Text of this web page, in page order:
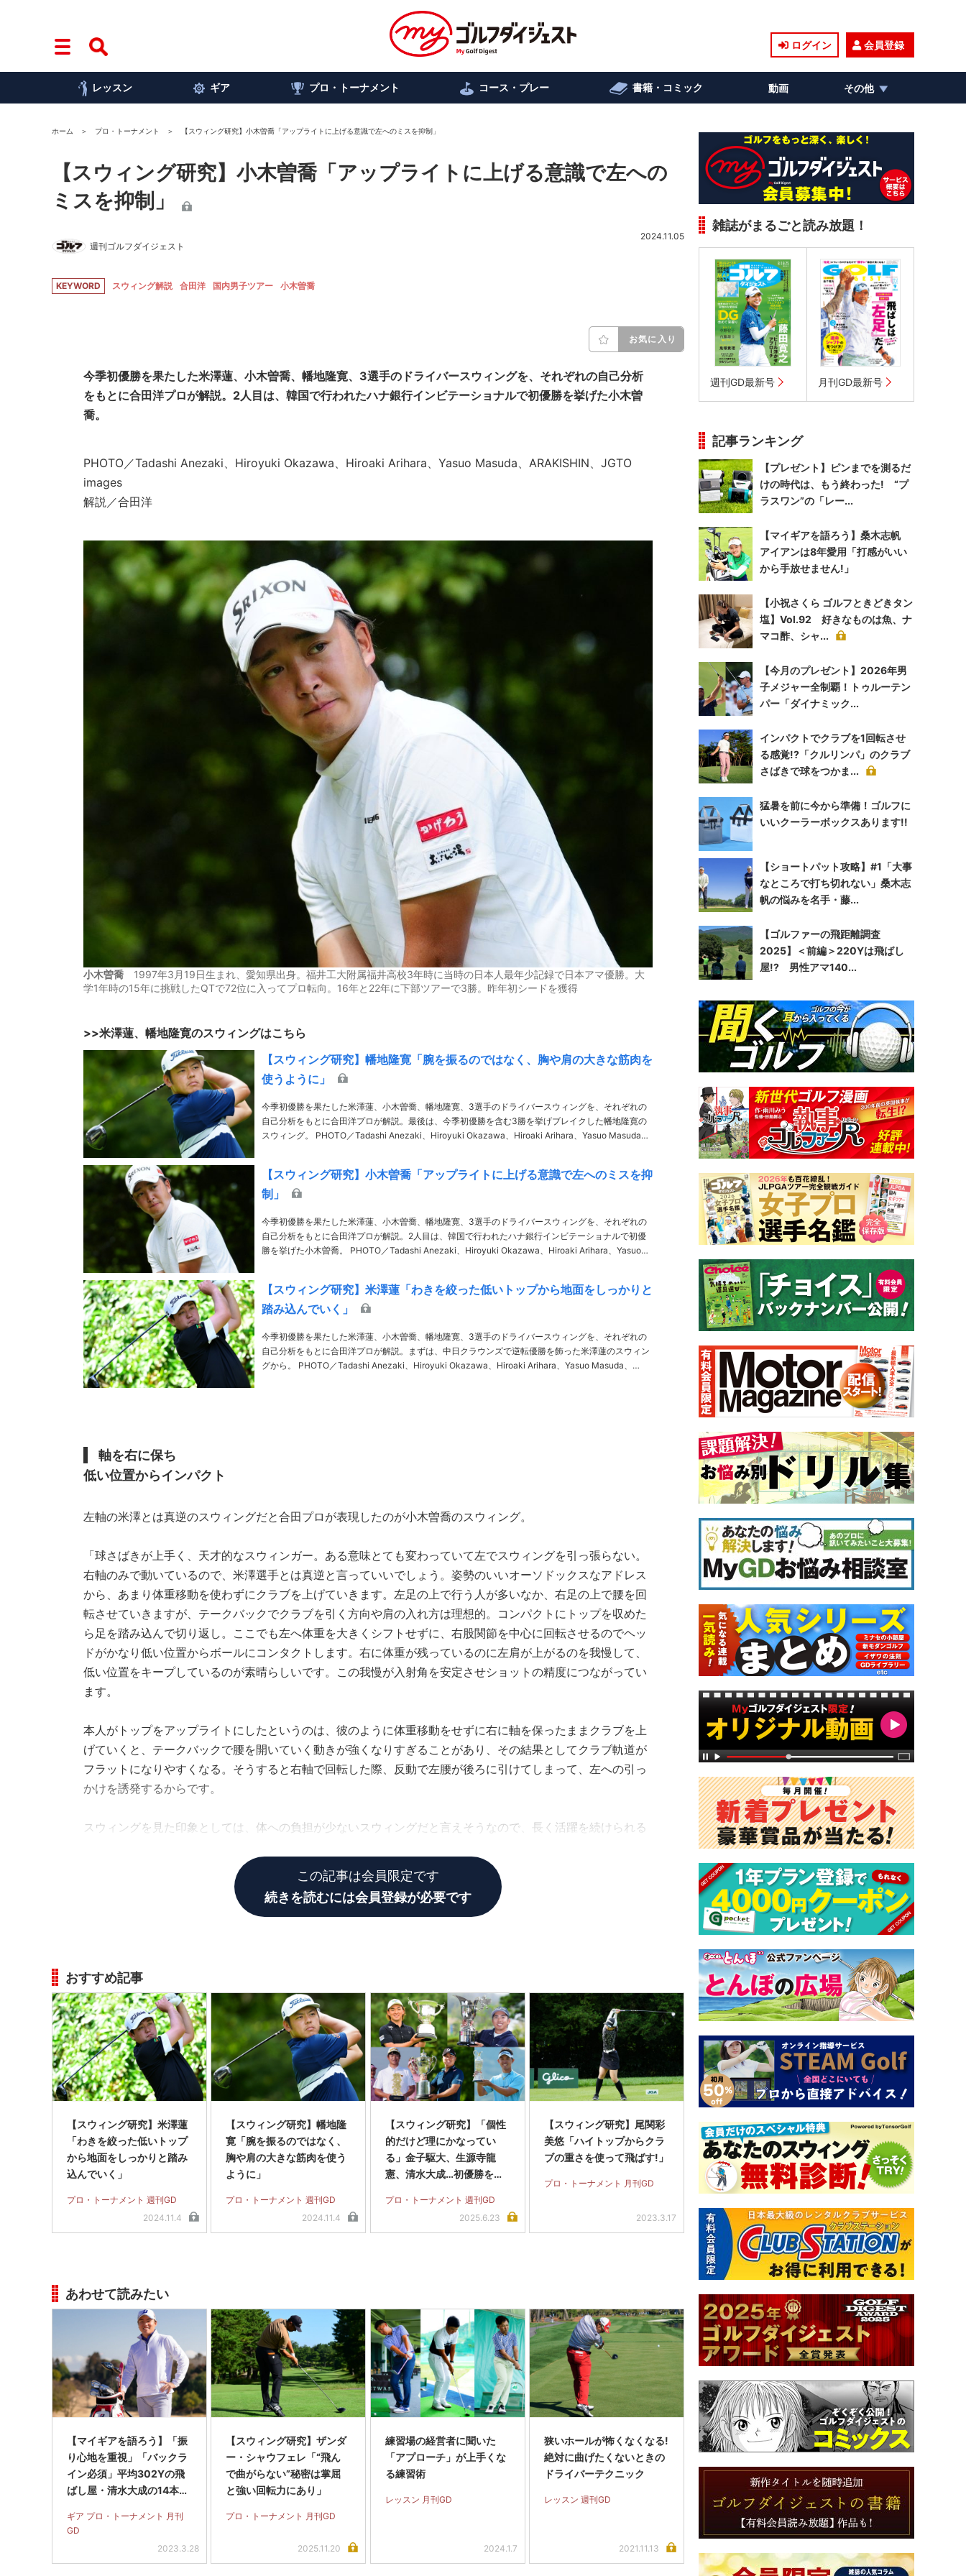
ログイン 会員登録
レッスン ギア プロ・トーナメント コース・プレー 書籍・コミック 動画 その他
ホーム プロ・トーナメント 【スウィング研究】小木曽喬「アップライトに上げる意識で左へのミスを抑制」
【スウィング研究】小木曽喬「アップライトに上げる意識で左への
ミスを抑制」
週刊ゴルフダイジェスト
2024.11.05
KEYWORD スウィング解説 合田洋 国内男子ツアー 小木曽喬
お気に入り
今季初優勝を果たした米澤蓮、小木曽喬、幡地隆寛、3選手のドライバースウィングを、それぞれの自己分析
をもとに合田洋プロが解説。 2人目は、韓国で行われたハナ銀行インビテーショナルで初優勝を挙げた小木曽
喬。
PHOTO／Tadashi Anezaki、Hiroyuki Okazawa、Hiroaki Arihara、Yasuo Masuda、ARAKISHIN、JGTO
images
解説／合田洋
小木曽喬 1997年3月19日生まれ、愛知県出身。福井工大附属福井高校3年時に当時の日本人最年少記録で日本アマ優勝。大
学1年時の15年に挑戦したQTで72位に入ってプロ転向。16年と22年に下部ツアーで3勝。昨年初シードを獲得
>>米澤蓮、幡地隆寛のスウィングはこちら
【スウィング研究】幡地隆寛「腕を振るのではなく、胸や肩の大きな筋肉を
使うように」
今季初優勝を果たした米澤蓮、小木曽喬、幡地隆寛、3選手のドライバースウィングを、それぞれの
自己分析をもとに合田洋プロが解説。最後は、今季初優勝を含む3勝を挙げブレイクした幡地隆寛の
スウィング。 PHOTO／Tadashi Anezaki、Hiroyuki Okazawa、Hiroaki Arihara、Yasuo Masuda、
【スウィング研究】小木曽喬「アップライトに上げる意識で左へのミスを抑
制」
今季初優勝を果たした米澤蓮、小木曽喬、幡地隆寛、3選手のドライバースウィングを、それぞれの
自己分析をもとに合田洋プロが解説。2人目は、韓国で行われたハナ銀行インビテーショナルで初優
勝を挙げた小木曽喬。 PHOTO／Tadashi Anezaki、Hiroyuki Okazawa、Hiroaki Arihara、Yasuo
【スウィング研究】米澤蓮「わきを絞った低いトップから地面をしっかりと
踏み込んでいく」
今季初優勝を果たした米澤蓮、小木曽喬、幡地隆寛、3選手のドライバースウィングを、それぞれの
自己分析をもとに合田洋プロが解説。まずは、中日クラウンズで逆転優勝を飾った米澤蓮のスウィン
グから。 PHOTO／Tadashi Anezaki、Hiroyuki Okazawa、Hiroaki Arihara、Yasuo Masuda、
軸を右に保ち
低い位置からインパクト
左軸の米澤とは真逆のスウィングだと合田プロが表現したのが小木曽喬のスウィング。
「球さばきが上手く、天才的なスウィンガー。ある意味とても変わっていて左でスウィングを引っ張らない。
右軸のみで動いているので、米澤選手とは真逆と言っていいでしょう。姿勢のいいオーソドックスなアドレス
から、あまり体重移動を使わずにクラブを上げていきます。左足の上で行う人が多いなか、右足の上で腰を回
転させていきますが、テークバックでクラブを引く方向や肩の入れ方は理想的。コンパクトにトップを収めた
ら足を踏み込んで切り返し。ここでも左へ体重を大きくシフトせずに、右股関節を中心に回転させるのでヘッ
ドがかなり低い位置からボールにコンタクトします。右に体重が残っているのに左肩が上がるのを我慢して、
低い位置をキープしているのが素晴らしいです。この我慢が入射角を安定させショットの精度につながってい
ます。
本人がトップをアップライトにしたというのは、彼のように体重移動をせずに右に軸を保ったままクラブを上
げていくと、テークバックで腰を開いていく動きが強くなりすぎることがあり、その結果としてクラブ軌道が
フラットになりやすくなる。そうすると右軸で回転した際、反動で左腰が後ろに引けてしまって、左への引っ
かけを誘発するからです。
スウィングを見た印象としては、体への負担が少ないスウィングだと言えそうなので、長く活躍を続けられる
この記事は会員限定です
続きを読むには会員登録が必要です
おすすめ記事
【スウィング研究】米澤蓮
「わきを絞った低いトップ
から地面をしっかりと踏み
込んでいく」
プロ・トーナメント 週刊GD
2024.11.4
【スウィング研究】幡地隆
寛「腕を振るのではなく、
胸や肩の大きな筋肉を使う
ように」
プロ・トーナメント 週刊GD
2024.11.4
【スウィング研究】「個性
的だけど理にかなってい
る」金子駆大、生源寺龍
憲、清水大成…初優勝を挙
プロ・トーナメント 週刊GD
2025.6.23
【スウィング研究】尾関彩
美悠「ハイトップからクラ
ブの重さを使って飛ばす!」
プロ・トーナメント 月刊GD
2023.3.17
あわせて読みたい
【マイギアを語ろう】「振
り心地を重視」「バックラ
イン必須」平均302Yの飛
ばし屋・清水大成の14本セ
ギア プロ・トーナメント 月刊
GD
2023.3.28
【スウィング研究】ザンダ
ー・シャウフェレ「“飛ん
で曲がらない”秘密は掌屈
と強い回転力にあり」
プロ・トーナメント 月刊GD
2025.11.20
練習場の経営者に聞いた
「アプローチ」が上手くな
る練習術
レッスン 月刊GD
2024.1.7
狭いホールが怖くなくなる!
絶対に曲げたくないときの
ドライバーテクニック
レッスン 週刊GD
2021.11.13
雑誌がまるごと読み放題！
週刊GD最新号 月刊GD最新号
記事ランキング
【プレゼント】ピンまでを測るだ
けの時代は、もう終わった! “プ
ラスワン”の「レー...
【マイギアを語ろう】桑木志帆
アイアンは8年愛用「打感がいい
から手放せません!」
【小祝さくら ゴルフときどきタン
塩】Vol.92 好きなものは魚、ナ
マコ酢、シャ...
【今月のプレゼント】2026年男
子メジャー全制覇！トゥルーテン
パー「ダイナミック...
インパクトでクラブを1回転させ
る感覚!?「クルリンパ」のクラブ
さばきで球をつかま...
猛暑を前に今から準備！ゴルフに
いいクーラーボックスあります!!
【ショートパット攻略】#1「大事
なところで打ち切れない」桑木志
帆の悩みを名手・藤...
【ゴルファーの飛距離調査
2025】＜前編＞220Yは飛ばし
屋!? 男性アマ140...